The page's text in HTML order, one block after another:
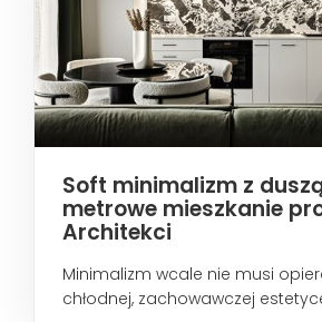
Soft minimalizm z
metrowe mieszkanie
Architekci
Minimalizm wcale nie musi
chłodnej, zachowawczej